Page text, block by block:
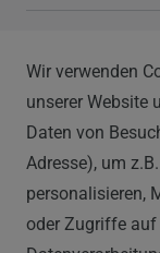
Im
40721
0212 520-
Montag -
Wir verwenden
unserer Website
Daten von
Adresse), um
personalisieren,
oder Zugriffe auf